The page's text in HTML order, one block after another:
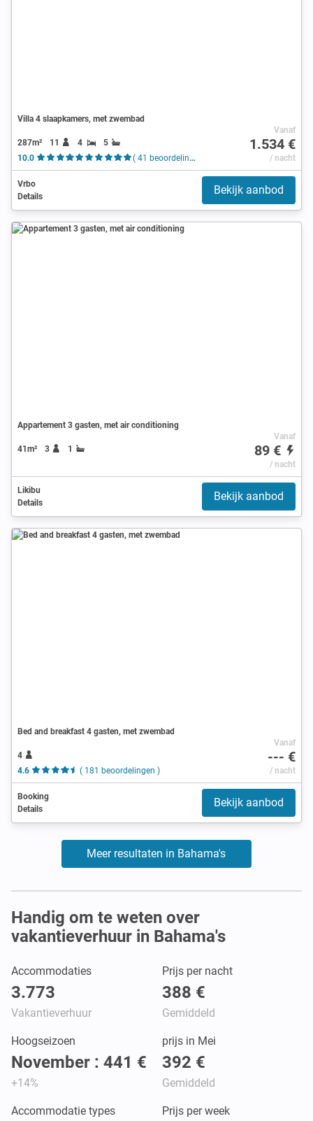
Villa 4 slaapkamers, met zwembad
287m² 11 4
5
10.0
( 41 beoordelingen )
Vanaf
1.534 €
/ nacht
Vrbo
Details
Bekijk aanbod
Appartement 3 gasten, met air conditioning
41m² 3 1
Vanaf
89 €
/ nacht
Likibu
Details
Bekijk aanbod
Bed and breakfast 4 gasten, met zwembad
4
4.6
( 181 beoordelingen )
Vanaf
--- €
/ nacht
Booking
Details
Bekijk aanbod
Meer resultaten in Bahama's
Handig om te weten over
vakantieverhuur in Bahama's
Accommodaties
3.773
Vakantieverhuur
Prijs per nacht
388 €
Gemiddeld
Hoogseizoen
November : 441 €
+14%
prijs in Mei
392 €
Gemiddeld
Accommodatie types Prijs per week